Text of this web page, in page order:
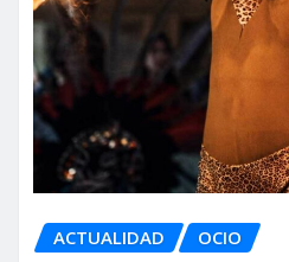
ACTUALIDAD OCIO